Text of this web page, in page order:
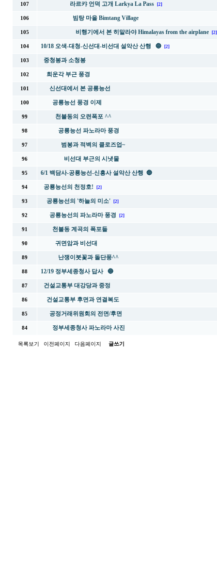
107 라르캬 언덕 고개 Larkya La Pass [2]
106 빔탕 마을 Bimtang Village
105 비행기에서 본 히말라야 Himalayas from the airplane [2]
104 10/18 오색-대청-신선대-비선대 설악산 산행 🔵 [2]
103 중청봉과 소청봉
102 희운각 부근 풍경
101 신선대에서 본 공룡능선
100 공룡능선 풍경 이제
99 천불동의 오련폭포 ^^
98 공룡능선 파노라마 풍경
97 범봉과 적벽의 클로즈업~
96 비선대 부근의 시냇물
95 6/1 백담사-공룡능선-신흥사 설악산 산행 🔵
94 공룡능선의 천정호! [2]
93 공룡능선의 '하늘의 미소' [2]
92 공룡능선의 파노라마 풍경 [2]
91 천불동 계곡의 폭포들
90 귀면암과 비선대
89 난쟁이붓꽃과 돌단풍^^
88 12/19 정부세종청사 답사 🔵
87 건설교통부 대강당과 중정
86 건설교통부 후면과 연결복도
85 공정거래위원회의 전면/후면
84 정부세종청사 파노라마 사진
목록보기 이전페이지 다음페이지 글쓰기